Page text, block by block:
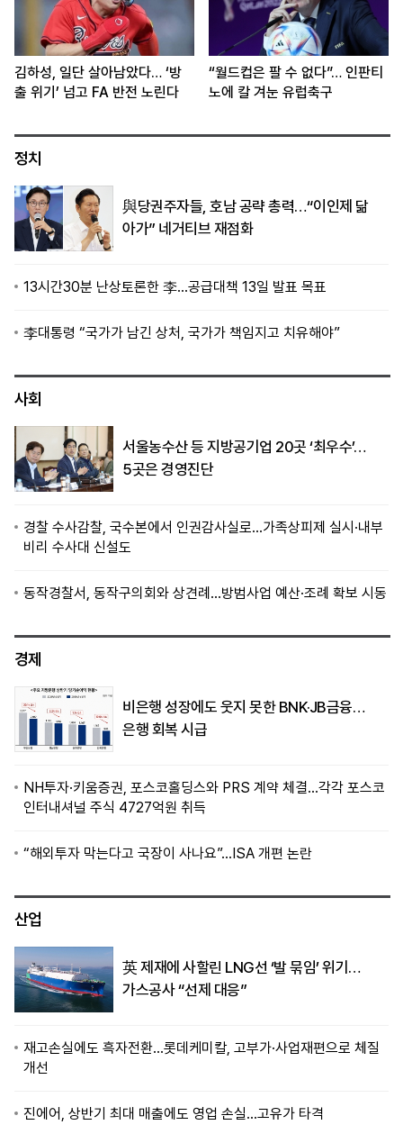
김하성, 일단 살아남았다… ‘방
출 위기’ 넘고 FA 반전 노린다
“월드컵은 팔 수 없다”… 인판티
노에 칼 겨눈 유럽축구
정치
與당권주자들, 호남 공략 총력…“이인제 닮
아가” 네거티브 재점화
13시간30분 난상토론한 李…공급대책 13일 발표 목표
李대통령 “국가가 남긴 상처, 국가가 책임지고 치유해야”
사회
서울농수산 등 지방공기업 20곳 ‘최우수’…
5곳은 경영진단
경찰 수사감찰, 국수본에서 인권감사실로…가족상피제 실시·내부
비리 수사대 신설도
동작경찰서, 동작구의회와 상견례…방범사업 예산·조례 확보 시동
경제
비은행 성장에도 웃지 못한 BNK·JB금융…
은행 회복 시급
NH투자·키움증권, 포스코홀딩스와 PRS 계약 체결…각각 포스코
인터내셔널 주식 4727억원 취득
“해외투자 막는다고 국장이 사나요”…ISA 개편 논란
산업
英 제재에 사할린 LNG선 ‘발 묶임’ 위기…
가스공사 “선제 대응”
재고손실에도 흑자전환…롯데케미칼, 고부가·사업재편으로 체질
개선
진에어, 상반기 최대 매출에도 영업 손실…고유가 타격